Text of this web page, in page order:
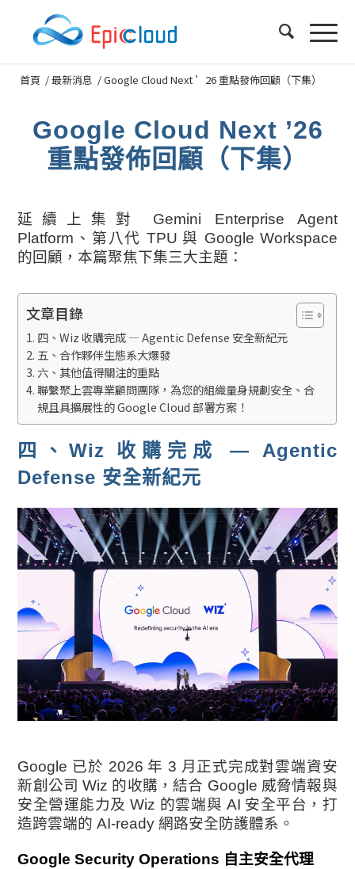
首頁 /最新消息 /Google Cloud Next ’26 重點發佈回顧（下集）
Google Cloud Next ’26
重點發佈回顧（下集）
延續上集對 Gemini Enterprise Agent
Platform、第八代 TPU 與 Google Workspace
的回顧，本篇聚焦下集三大主題：
文章目錄
四、Wiz 收購完成 — Agentic Defense 安全新紀元
五、合作夥伴生態系大爆發
六、其他值得關注的重點
聯繫聚上雲專業顧問團隊，為您的組織量身規劃安全、合
規且具擴展性的 Google Cloud 部署方案！
四、Wiz 收購完成 — Agentic
Defense 安全新紀元
Google 已於 2026 年 3 月正式完成對雲端資安
新創公司 Wiz 的收購，結合 Google 威脅情報與
安全營運能力及 Wiz 的雲端與 AI 安全平台，打
造跨雲端的 AI-ready 網路安全防護體系。
Google Security Operations 自主安全代理